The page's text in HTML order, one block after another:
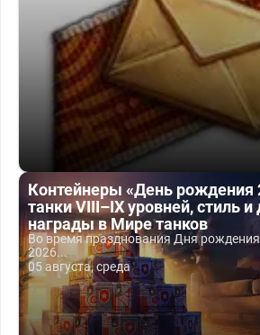
Контейнеры «День рождения
танки VIII–IX уровней, стиль и
награды в Мире танков
Во время празднования Дня
2026...
05 августа, среда